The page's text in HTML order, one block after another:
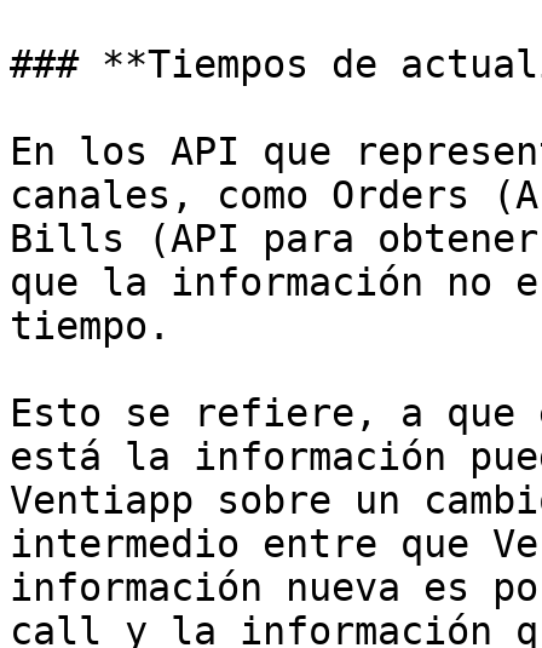
### **Tiempos de
En los API que
canales, como Orders
Bills (API para
que la información no
tiempo.
Esto se refiere, a que
está la información
Ventiapp sobre un
intermedio entre que
información nueva es
call y la información